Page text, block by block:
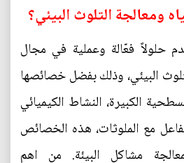
ومعالجة التلوث البيئي؟
حلولاً فعّالة وعملية في مجال
البيئي، وذلك بفضل خصائصها
الكبيرة، النشاط الكيميائي
مع الملوثات، هذه الخصائص
مشاكل البيئة. من اهم